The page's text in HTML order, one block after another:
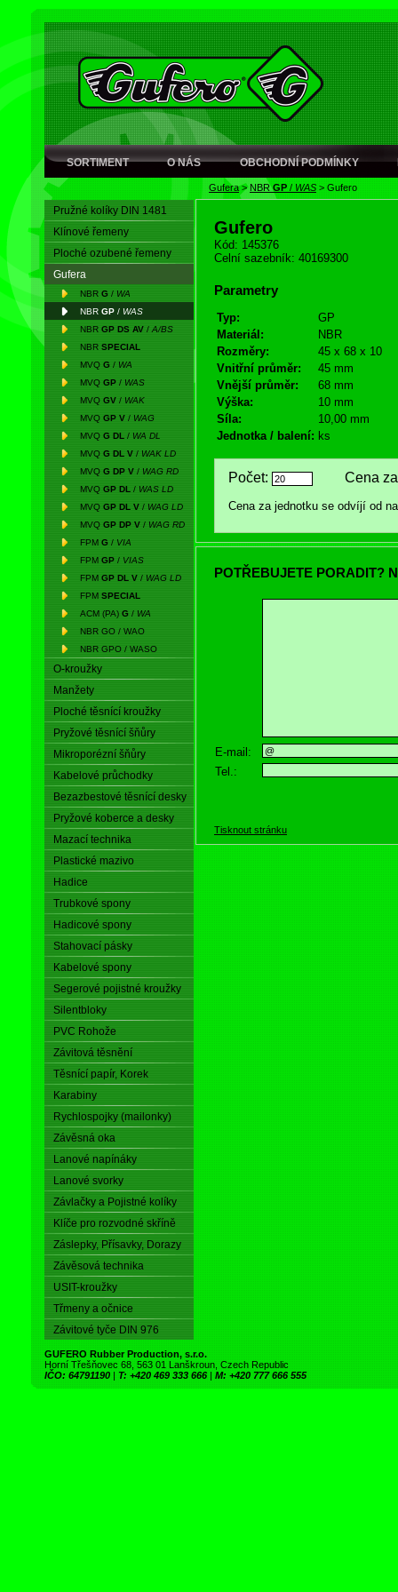
SORTIMENT O NÁS OBCHODNÍ PODMÍNKY
Gufera> NBRGP / WAS > Gufero
Pružné kolíky DIN 1481
Klínové řemeny
Ploché ozubené řemeny
Gufera
NBR G / WA
NBR GP / WAS
NBR GP DS AV / A/BS
NBR SPECIAL
MVQ G / WA
MVQ GP / WAS
MVQ GV / WAK
MVQ GP V / WAG
MVQ G DL / WA DL
MVQ G DL V / WAK LD
MVQ G DP V / WAG RD
MVQ GP DL / WAS LD
MVQ GP DL V / WAG LD
MVQ GP DP V / WAG RD
FPM G / VIA
FPM GP / VIAS
FPM GP DL V / WAG LD
FPM SPECIAL
ACM (PA) G / WA
NBR GO / WAO
NBR GPO / WASO
O-kroužky
Manžety
Ploché těsnící kroužky
Pryžové těsnící šňůry
Mikroporézní šňůry
Kabelové průchodky
Bezazbestové těsnící desky
Pryžové koberce a desky
Mazací technika
Plastické mazivo
Hadice
Trubkové spony
Hadicové spony
Stahovací pásky
Kabelové spony
Segerové pojistné kroužky
Silentbloky
PVC Rohože
Závitová těsnění
Těsnící papír, Korek
Karabiny
Rychlospojky (mailonky)
Závěsná oka
Lanové napínáky
Lanové svorky
Závlačky a Pojistné kolíky
Klíče pro rozvodné skříně
Záslepky, Přísavky, Dorazy
Závěsová technika
USIT-kroužky
Třmeny a očnice
Závitové tyče DIN 976
Gufero
Kód: 145376
Celní sazebník: 40169300
Parametry
Typ:
GP
Materiál:
NBR
Rozměry:
45 x 68 x 10
Vnitřní průměr:
45 mm
Vnější průměr:
68 mm
Výška:
10 mm
Síla:
10,00 mm
Jednotka / balení: ks
Počet: Cena za
Cena za jednotku se odvíjí od
POTŘEBUJETE PORADIT?
E-mail:
Tel.:
Tisknout stránku
GUFERO Rubber Production, s.r.o.
Horní Třešňovec 68, 563 01 Lanškroun, Czech Republic
IČO: 64791190 | T: +420 469 333 666 | M: +420 777 666 555